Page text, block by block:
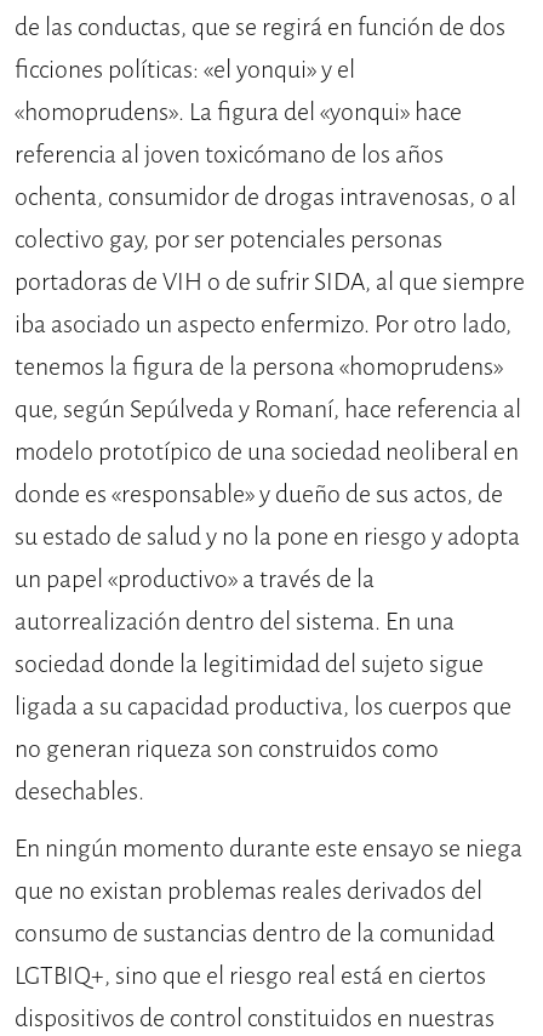
de las conductas, que se regirá en función de dos
ficciones políticas: «el yonqui» y el
«homoprudens». La figura del «yonqui» hace
referencia al joven toxicómano de los años
ochenta, consumidor de drogas intravenosas, o al
colectivo gay, por ser potenciales personas
portadoras de VIH o de sufrir SIDA, al que siempre
iba asociado un aspecto enfermizo. Por otro lado,
tenemos la figura de la persona «homoprudens»
que, según Sepúlveda y Romaní, hace referencia al
modelo prototípico de una sociedad neoliberal en
donde es «responsable» y dueño de sus actos, de
su estado de salud y no la pone en riesgo y adopta
un papel «productivo» a través de la
autorrealización dentro del sistema. En una
sociedad donde la legitimidad del sujeto sigue
ligada a su capacidad productiva, los cuerpos que
no generan riqueza son construidos como
desechables.
En ningún momento durante este ensayo se niega
que no existan problemas reales derivados del
consumo de sustancias dentro de la comunidad
LGTBIQ+, sino que el riesgo real está en ciertos
dispositivos de control constituidos en nuestras